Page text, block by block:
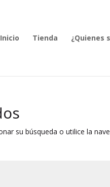
Inicio Tienda ¿Quienes
su búsqueda o utilice la